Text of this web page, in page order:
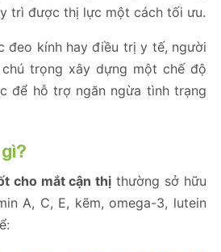
trì được thị lực một cách tối ưu.
đeo kính hay điều trị y tế, người
trọng xây dựng một chế độ
để hỗ trợ ngăn ngừa tình trạng
cho mắt cận thị thường sở hữu
A, C, E, kẽm, omega-3, lutein